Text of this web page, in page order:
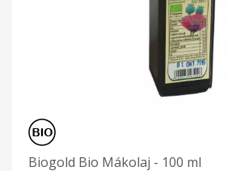
Biogold Bio Mákolaj - 100 ml